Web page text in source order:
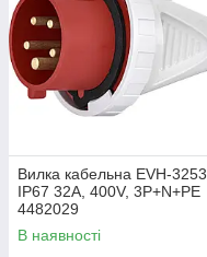
Вилка кабельна EVH-3253
IP67 32A, 400V, 3P+N+PE
4482029
В наявності